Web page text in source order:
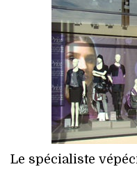
Le spécialiste